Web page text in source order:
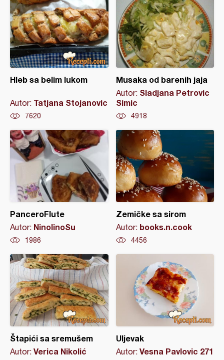
Hleb sa belim lukom
Autor: Tatjana Stojanovic
7620
Musaka od barenih jaja
Autor: Sladjana Petrovic
Simic
4918
PanceroFlute
Autor: NinolinoSu
1986
Zemičke sa sirom
Autor: books.n.cook
4456
Štapići sa sremušem
Autor: Verica Nikolić
Uljevak
Autor: Vesna Pavlovic 271